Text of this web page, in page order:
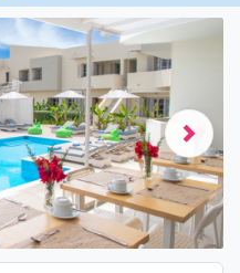
Next